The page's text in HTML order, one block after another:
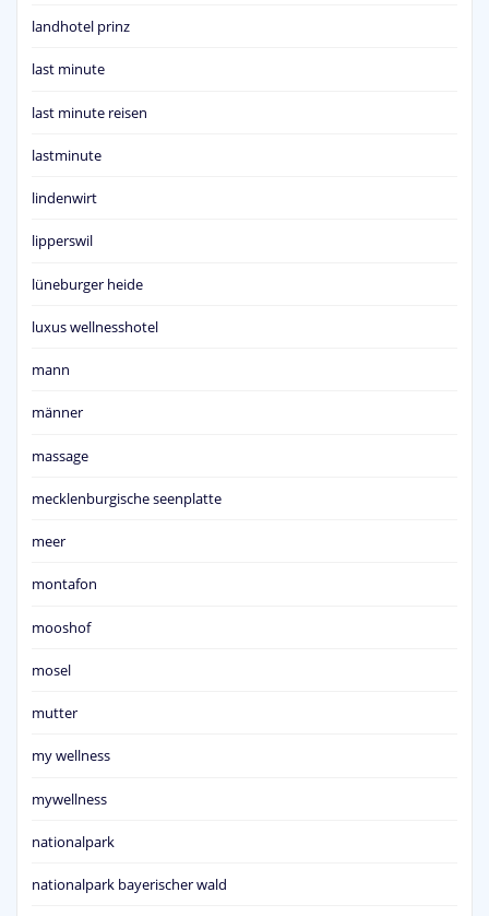
landhotel prinz
last minute
last minute reisen
lastminute
lindenwirt
lipperswil
lüneburger heide
luxus wellnesshotel
mann
männer
massage
mecklenburgische seenplatte
meer
montafon
mooshof
mosel
mutter
my wellness
mywellness
nationalpark
nationalpark bayerischer wald